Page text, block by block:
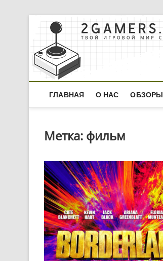
content
ГЛАВНАЯ О НАС ОБЗОРЫ
Метка: фильм